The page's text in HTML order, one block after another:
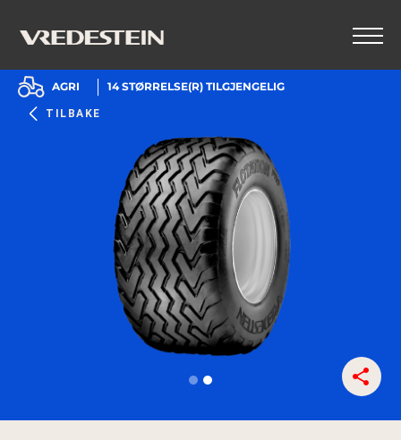
TILBAKE
AGRI 14STØRRELSE(R) TILGJENGELIG